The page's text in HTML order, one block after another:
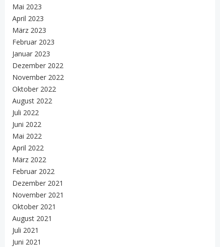
Mai 2023
April 2023
März 2023
Februar 2023
Januar 2023
Dezember 2022
November 2022
Oktober 2022
August 2022
Juli 2022
Juni 2022
Mai 2022
April 2022
März 2022
Februar 2022
Dezember 2021
November 2021
Oktober 2021
August 2021
Juli 2021
Juni 2021